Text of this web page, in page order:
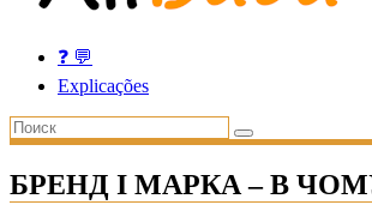
❓ 💬
Explicações
БРЕНД І МАРКА – В